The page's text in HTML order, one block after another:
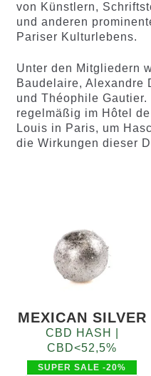
von Künstlern,
und anderen
Pariser Kulturlebens.
Unter den Mitgliedern
Baudelaire, Alexandre
und Théophile
regelmäßig im Hôtel
Louis in Paris, um
die Wirkungen dieser
MEXICAN SILVER
CBD HASH |
CBD<52,5%
SUPER SALE -20%